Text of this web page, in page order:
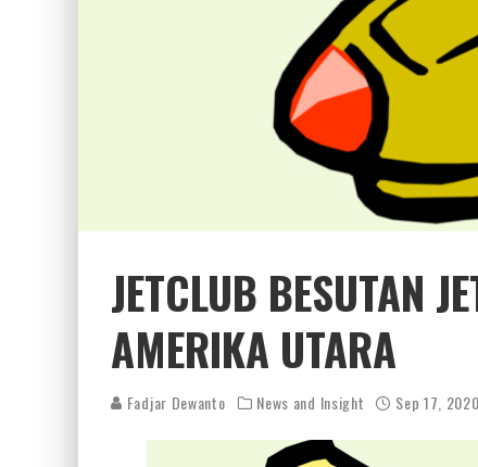
JETCLUB BESUTAN
AMERIKA UTARA
Fadjar Dewanto News and Insight Sep 17, 2020